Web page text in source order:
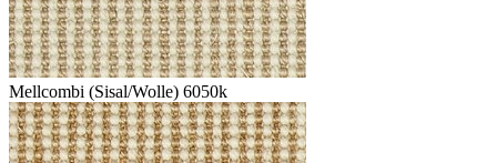
Mellcombi (Sisal/Wolle) 6050k